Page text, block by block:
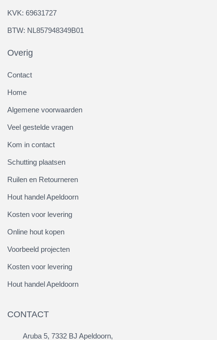
KVK: 69631727
BTW: NL857948349B01
Overig
Contact
Home
Algemene voorwaarden
Veel gestelde vragen
Kom in contact
Schutting plaatsen
Ruilen en Retourneren
Hout handel Apeldoorn
Kosten voor levering
Online hout kopen
Voorbeeld projecten
Kosten voor levering
Hout handel Apeldoorn
CONTACT
Aruba 5, 7332 BJ Apeldoorn,